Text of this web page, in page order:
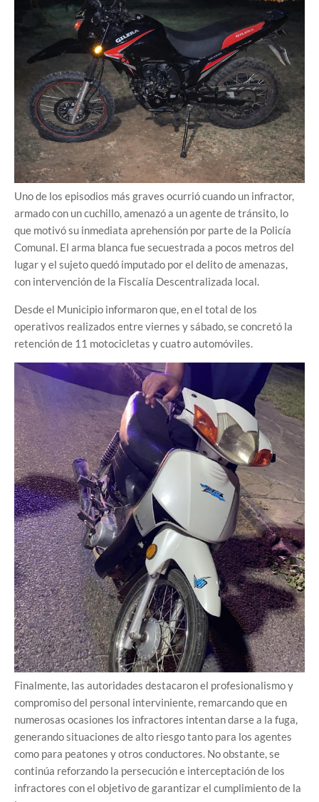
Uno de los episodios más graves ocurrió cuando un infractor,
armado con un cuchillo, amenazó a un agente de tránsito, lo
que motivó su inmediata aprehensión por parte de la Policía
Comunal. El arma blanca fue secuestrada a pocos metros del
lugar y el sujeto quedó imputado por el delito de amenazas,
con intervención de la Fiscalía Descentralizada local.
Desde el Municipio informaron que, en el total de los
operativos realizados entre viernes y sábado, se concretó la
retención de 11 motocicletas y cuatro automóviles.
Finalmente, las autoridades destacaron el profesionalismo y
compromiso del personal interviniente, remarcando que en
numerosas ocasiones los infractores intentan darse a la fuga,
generando situaciones de alto riesgo tanto para los agentes
como para peatones y otros conductores. No obstante, se
continúa reforzando la persecución e interceptación de los
infractores con el objetivo de garantizar el cumplimiento de la